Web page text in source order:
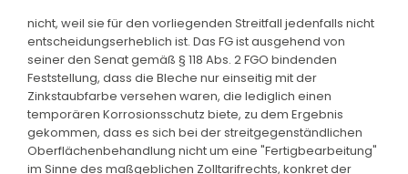
nicht, weil sie für den vorliegenden Streitfall jedenfalls nicht
entscheidungserheblich ist. Das FG ist ausgehend von
seiner den Senat gemäß § 118 Abs. 2 FGO bindenden
Feststellung, dass die Bleche nur einseitig mit der
Zinkstaubfarbe versehen waren, die lediglich einen
temporären Korrosionsschutz biete, zu dem Ergebnis
gekommen, dass es sich bei der streitgegenständlichen
Oberflächenbehandlung nicht um eine "Fertigbearbeitung"
im Sinne des maßgeblichen Zolltarifrechts, konkret der